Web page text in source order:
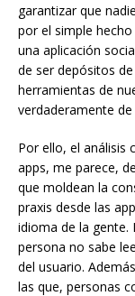
garantizar que
por el simple
una aplicación
de ser depósitos
herramientas de
verdaderamente
Por ello, el análisis
apps, me parece,
que moldean la
praxis desde las
idioma de la gente.
persona no sabe
del usuario.
las que, personas